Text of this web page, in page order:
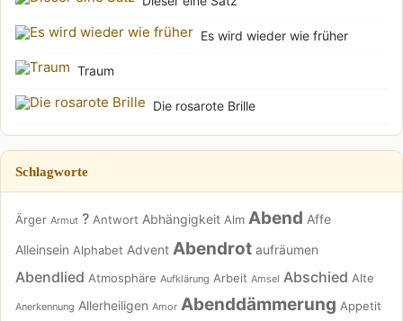
Es wird wieder wie früher
Traum
Die rosarote Brille
Schlagworte
Ärger Armut ? Antwort Abhängigkeit Alm Abend Affe
Alleinsein Alphabet Advent Abendrot aufräumen
Abendlied Atmosphäre Aufklärung Arbeit Amsel Abschied Alte
Anerkennung Allerheiligen Amor Abenddämmerung Appetit